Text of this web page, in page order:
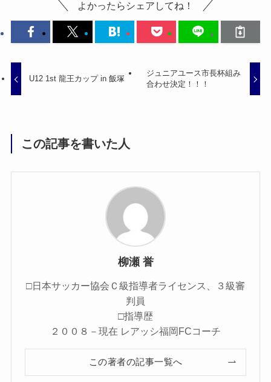
よかったらシェアしてね！
U12 1st 龍王カップ in 飯塚
ジュニアユース市長杯組み
合わせ決定！！！
この記事を書いた人
柳瀬 誉
□日本サッカー協会Ｃ級指導者ライセンス、３級審
判員
□指導歴
２００８－現在 レアッシ福岡FCコーチ
この著者の記事一覧へ